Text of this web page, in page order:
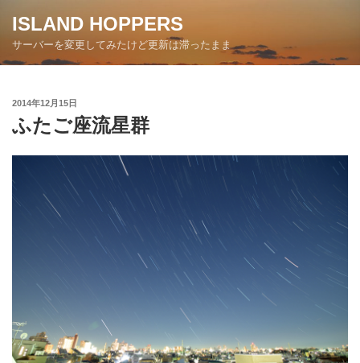
ン
ISLAND HOPPERS
サーバーを変更してみたけど更新は滞ったまま
投
稿
日:
2014年12月15日
ふたご座流星群